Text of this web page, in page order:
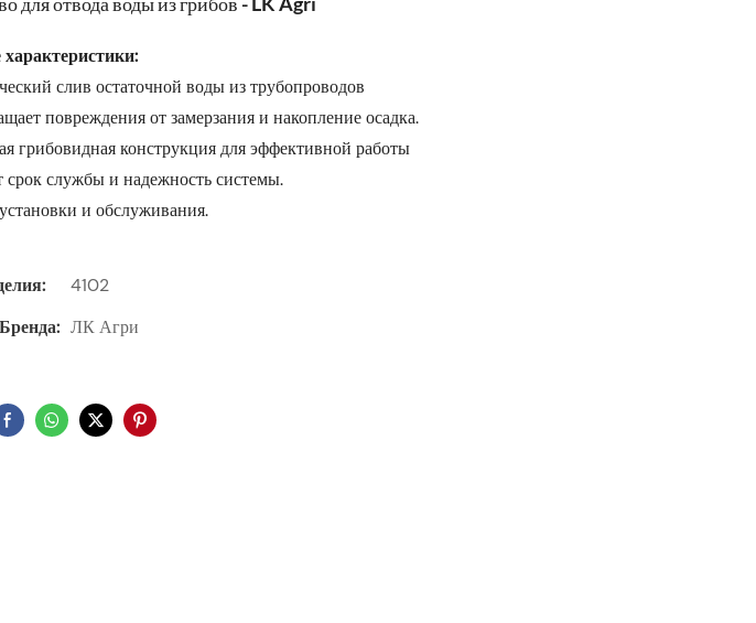
слив остаточной воды из трубопроводов
повреждения от замерзания и накопление осадка.
грибовидная конструкция для эффективной работы
службы и надежность системы.
и обслуживания.
4102
ЛК Агри